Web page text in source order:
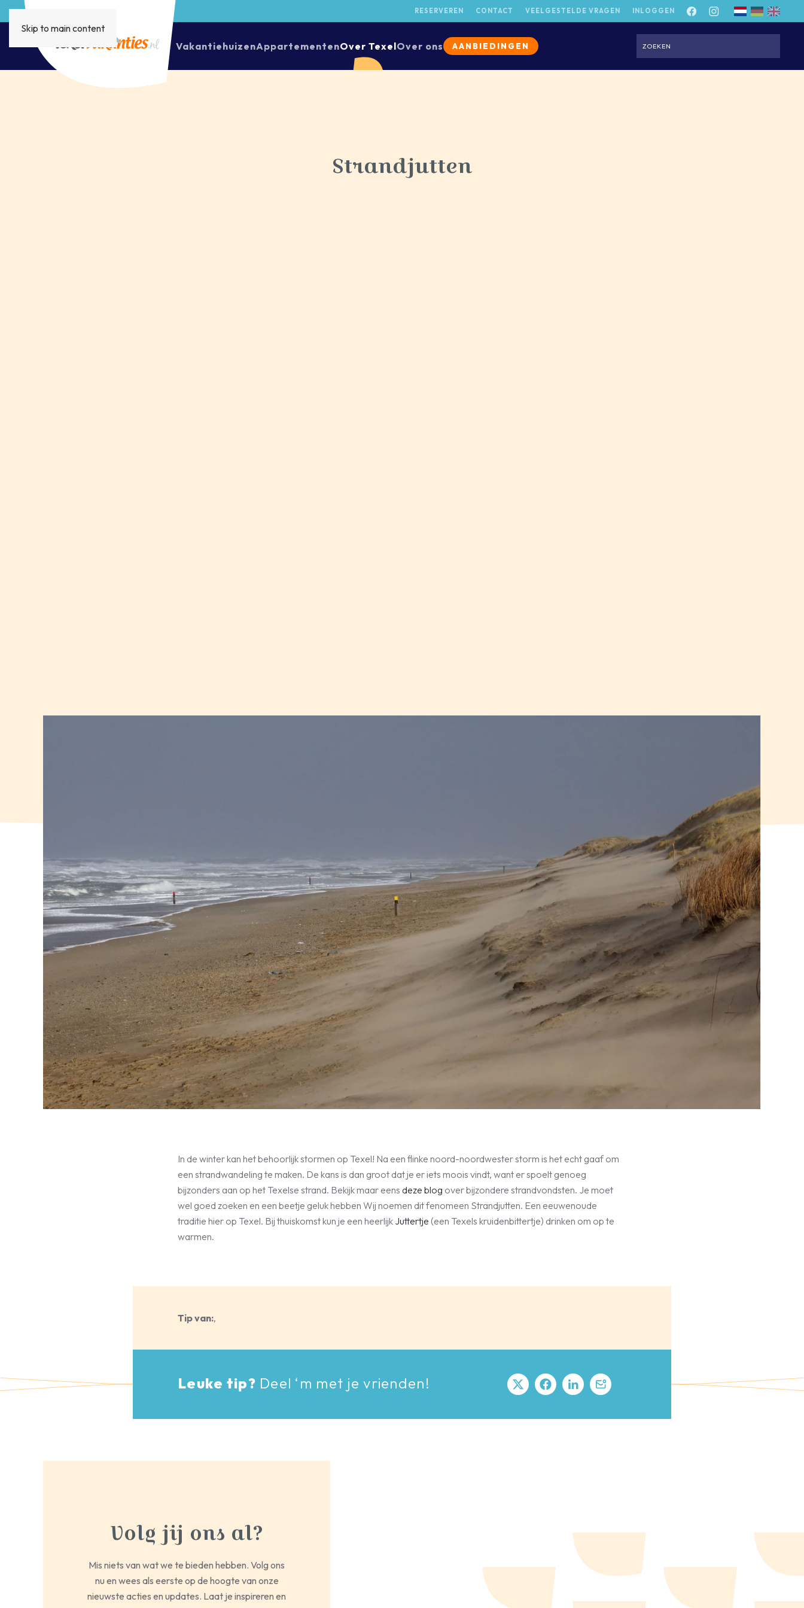
Skip to main content
RESERVEREN CONTACT VEELGESTELDE VRAGEN INLOGGEN
VakantiehuizenAppartementenOver TexelOver ons AANBIEDINGEN
Strandjutten
In de winter kan het behoorlijk stormen op Texel! Na een flinke noord-noordwester storm is het echt gaaf om
een strandwandeling te maken. De kans is dan groot dat je er iets moois vindt, want er spoelt genoeg
bijzonders aan op het Texelse strand. Bekijk maar eens deze blog over bijzondere strandvondsten. Je moet
wel goed zoeken en een beetje geluk hebben Wij noemen dit fenomeen Strandjutten. Een eeuwenoude
traditie hier op Texel. Bij thuiskomst kun je een heerlijk Juttertje (een Texels kruidenbittertje) drinken om op te
warmen.
Tip van:,
Leuke tip? Deel ‘m met je vrienden!
Volg jij ons al?
Mis niets van wat we te bieden hebben. Volg ons
nu en wees als eerste op de hoogte van onze
nieuwste acties en updates. Laat je inspireren en